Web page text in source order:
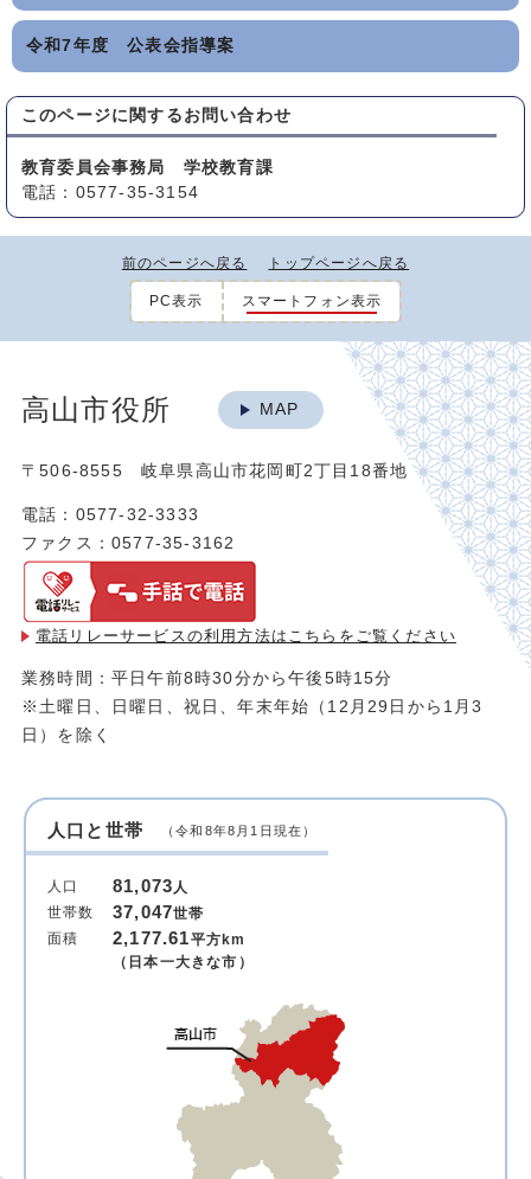
令和7年度 公表会指導案
このページに関する お問い合わせ
教育委員会事務局 学校教育課
電話：0577-35-3154
前のページへ戻る トップページへ戻る
PC表示 スマートフォン表示
高山市役所 MAP
〒506-8555 岐阜県高山市花岡町2丁目18番地
電話：0577-32-3333
ファクス：0577-35-3162
電話リレーサービスの利用方法は こちらをご覧ください
業務時間：平日午前8時30分から午後5時15分
※土曜日、日曜日、祝日、年末年始（12月29日から1月3
日）を除く
人口と世帯 （令和8年8月1日現在）
人口 81,073人
世帯数
37,047世帯
面積
2,177.61平方km
（日本一大きな市）